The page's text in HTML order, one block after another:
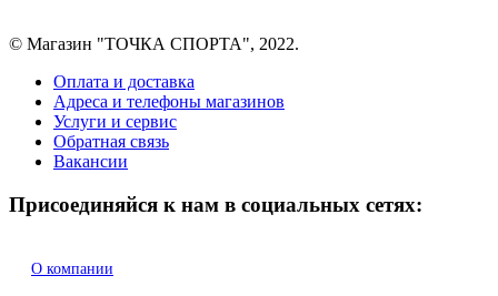
© Магазин "ТОЧКА СПОРТА", 2022.
Оплата и доставка
Адреса и телефоны магазинов
Услуги и сервис
Обратная связь
Вакансии
Присоединяйся к нам в социальных сетях:
О компании